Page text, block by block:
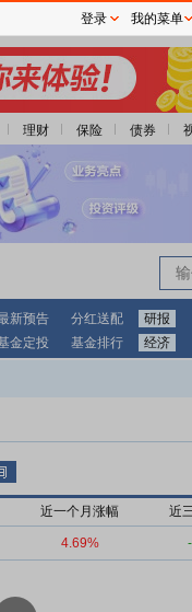
理财 保险 债券
新预告 分红送配 研报
金定投 基金排行 经济
近一个月涨幅 近
4.69%
登录 我的菜单